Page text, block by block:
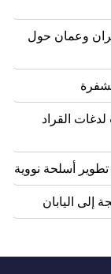
وعمان حول
القراد
أسلحة نووية
إلى اليابان